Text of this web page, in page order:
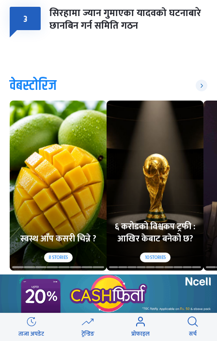
३ सिरहामा ज्यान गुमाएका यादवको घटनाबारे
छानबिन गर्न समिति गठन
वेबस्टोरिज
स्वस्थ आँप कसरी चिन्ने ?
8STORIES
६ करोडको विश्वकप ट्रफी :
आखिर केबाट बनेको छ?
10STORIES
लोकप्रिय
२४ घण्टा यो महिना
ताजा अपडेट ट्रेन्डिङ प्रोफाइल सर्च